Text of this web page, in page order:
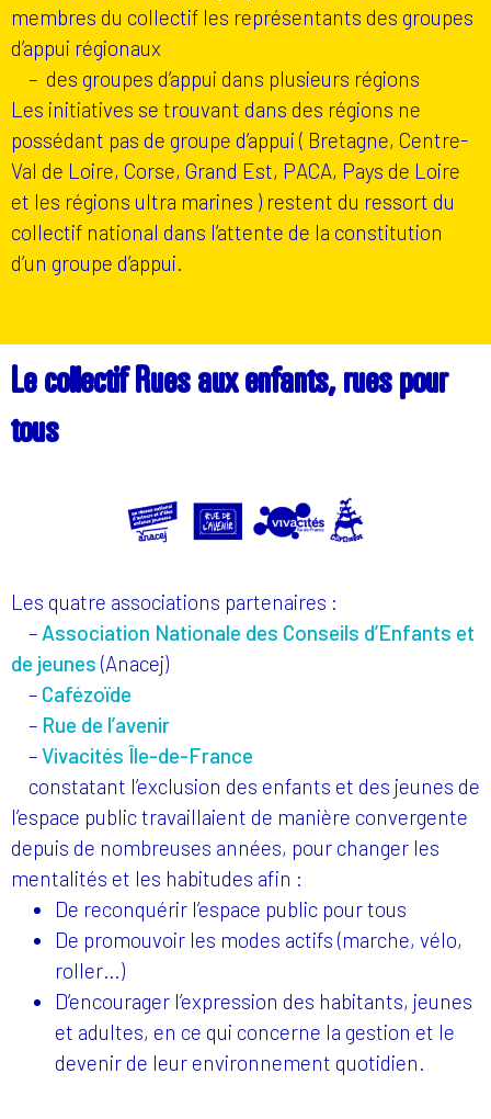
membres du collectif les représentants des groupes
d’appui régionaux
– des groupes d’appui dans plusieurs régions
Les initiatives se trouvant dans des régions ne
possédant pas de groupe d’appui ( Bretagne, Centre-
Val de Loire, Corse, Grand Est, PACA, Pays de Loire
et les régions ultra marines ) restent du ressort du
collectif national dans l’attente de la constitution
d’un groupe d’appui.
Le collectif Rues aux enfants, rues pour
tous
Les quatre associations partenaires :
– Association Nationale des Conseils d’Enfants et
de jeunes (Anacej)
– Cafézoïde
– Rue de l’avenir
–Vivacités Île-de-France
constatant l’exclusion des enfants et des jeunes de
l’espace public travaillaient de manière convergente
depuis de nombreuses années, pour changer les
mentalités et les habitudes afin :
De reconquérir l’espace public pour tous
De promouvoir les modes actifs (marche, vélo,
roller…)
D’encourager l’expression des habitants, jeunes
et adultes, en ce qui concerne la gestion et le
devenir de leur environnement quotidien.